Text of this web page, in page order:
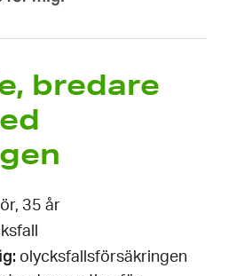
bredare
35 år
olycksfallsförsäkringen